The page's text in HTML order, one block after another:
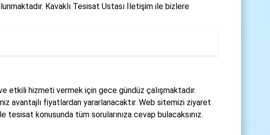
Kavaklı Tesisat Ustası İletişim ile bizlere
etkili hizmeti vermek için gece gündüz çalışmaktadır.
avantajlı fiyatlardan yararlanacaktır. Web sitemizi ziyaret
konusunda tüm sorularınıza cevap bulacaksınız.